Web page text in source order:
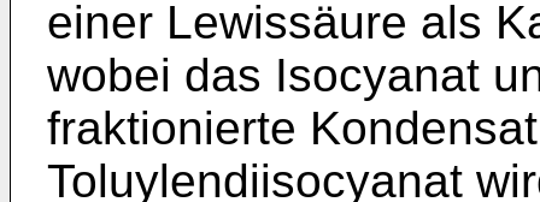
einer Lewissäure als
wobei das Isocyanat
fraktionierte
Toluylendiisocyanat